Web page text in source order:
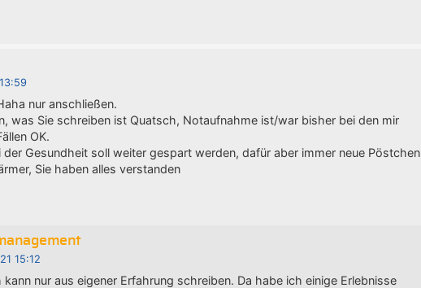
nur anschließen.
was Sie schreiben ist Quatsch, Notaufnahme ist/war bisher bei den mir
OK.
der Gesundheit soll weiter gespart werden, dafür aber immer neue Pöstchen
Sie haben alles verstanden
15:12
kann nur aus eigener Erfahrung schreiben. Da habe ich einige Erlebnisse